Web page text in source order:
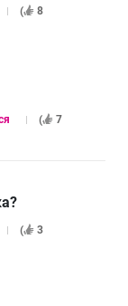
(
8
(
7
(
3